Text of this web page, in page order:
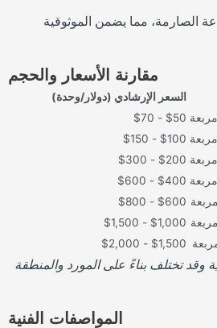
الصارمة، مما يضمن الموثوقية
مقارنة الأسعار والحجم
السعر الإرشادي (دولار/وحدة)
$50 - $70
$100 - $150
$200 - $300
$400 - $600
$600 - $800
$1,000 - $1,500
$1,500 - $2,000
وقد تختلف بناءً على المورد والمنطقة
المواصفات الفنية